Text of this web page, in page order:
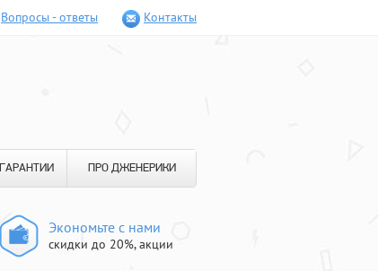
Вопросы - ответы Контакты
ГАРАНТИИ ПРО ДЖЕНЕРИКИ
Экономьте с нами
скидки до 20%, акции